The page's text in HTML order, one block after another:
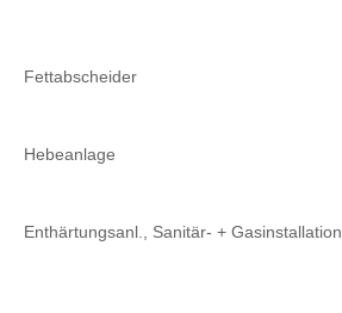
Fettabscheider
Hebeanlage
Enthärtungsanl., Sanitär- + Gasinstallation